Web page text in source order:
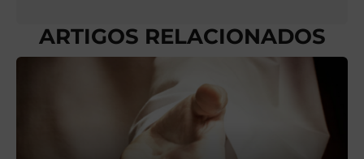
ARTIGOS RELACIONADOS